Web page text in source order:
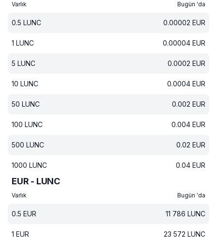
Varlık Bugün 'da
0.5 LUNC 0.00002 EUR
1 LUNC 0.00004 EUR
5 LUNC 0.0002 EUR
10 LUNC 0.0004 EUR
50 LUNC 0.002 EUR
100 LUNC 0.004 EUR
500 LUNC 0.02 EUR
1000 LUNC 0.04 EUR
EUR - LUNC
Varlık Bugün 'da
0.5 EUR 11 786 LUNC
1 EUR 23 572 LUNC